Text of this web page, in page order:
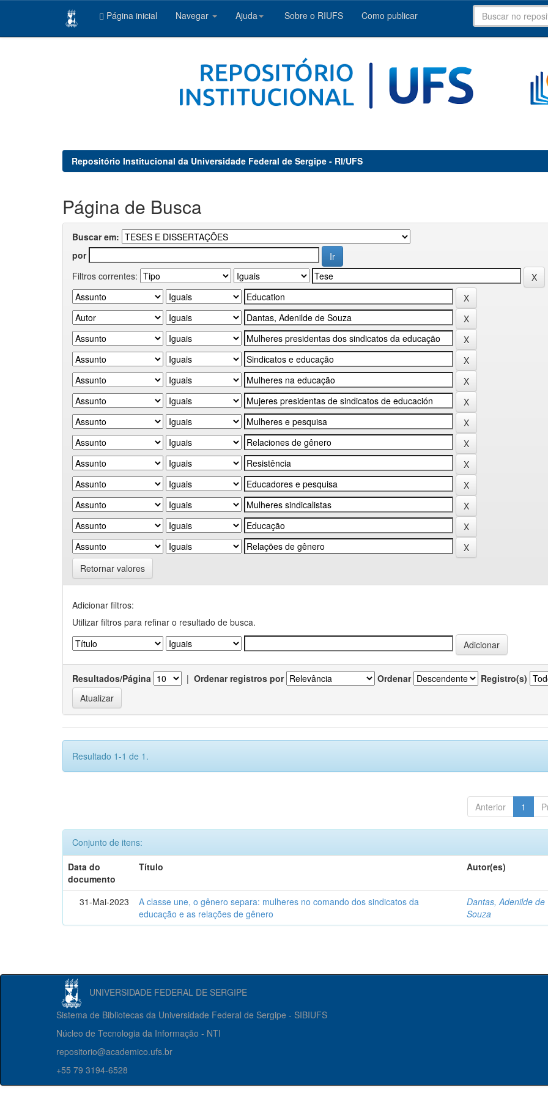
Página inicial Navegar Ajuda Sobre o RIUFS Como publicar
Repositório Institucional da Universidade Federal de Sergipe - RI/UFS
Página de Busca
Buscar em:
por
Filtros correntes:
Retornar valores
Adicionar filtros:
Utilizar filtros para refinar o resultado de busca.
Resultados/Página | Ordenar registros por Ordenar Registro(s)
Resultado 1-1 de 1.
Anterior 1
Conjunto de itens:
Data do
documento
Título Autor(es)
31-Mai-2023
A classe une, o gênero separa: mulheres no comando dos sindicatos da
educação e as relações de gênero
Dantas, Adenilde de
Souza
UNIVERSIDADE FEDERAL DE SERGIPE
Sistema de Bibliotecas da Universidade Federal de Sergipe - SIBIUFS
Núcleo de Tecnologia da Informação - NTI
repositorio@academico.ufs.br
+55 79 3194-6528